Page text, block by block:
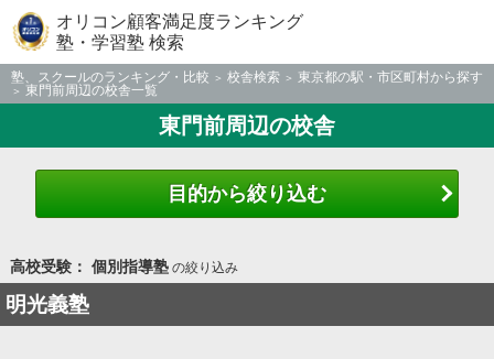
オリコン顧客満足度ランキング
塾・学習塾 検索
塾、スクールのランキング・比較 校舎検索
東京都の駅・市区町村から探す
東門前周辺の校舎一覧
東門前周辺の校舎
目的から絞り込む
高校受験： 個別指導塾の絞り込み
明光義塾